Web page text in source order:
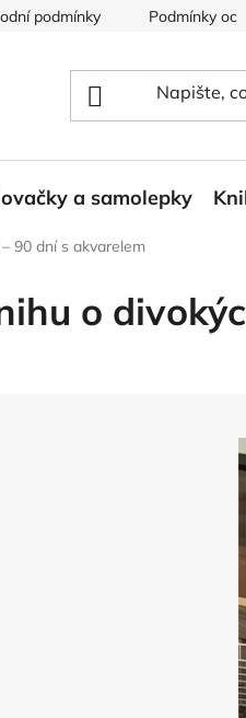
podmínky Podmínky
a samolepky
90 dní s akvarelem
o